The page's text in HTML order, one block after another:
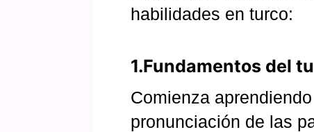
habilidades en turco:
1.Fundamentos del
Comienza
pronunciación de las